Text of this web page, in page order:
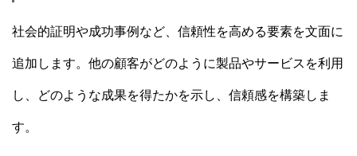
社会的証明や成功事例など、信頼性を高める要素を文面に
追加します。他の顧客がどのように製品やサービスを利用
し、どのような成果を得たかを示し、信頼感を構築しま
す。